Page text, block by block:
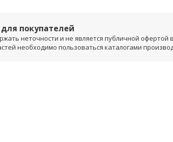
покупателей
неточности и не является публичной офертой
необходимо пользоваться каталогами